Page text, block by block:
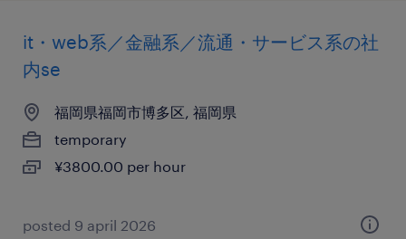
it・web系／金融系／流通・サービス系の社
内se
福岡県福岡市博多区, 福岡県
temporary
¥3800.00 per hour
posted 9 april 2026